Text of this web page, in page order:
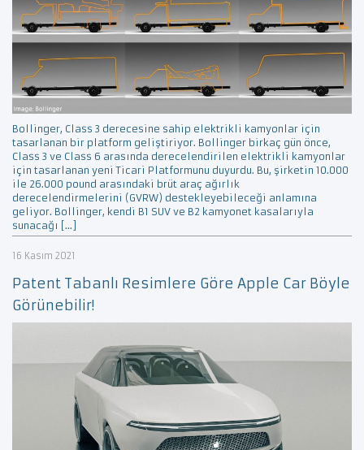
Bollinger, Class 3 derecesine sahip elektrikli kamyonlar için
tasarlanan bir platform geliştiriyor. Bollinger birkaç gün önce,
Class 3 ve Class 6 arasında derecelendirilen elektrikli kamyonlar
için tasarlanan yeni Ticari Platformunu duyurdu. Bu, şirketin 10.000
ile 26.000 pound arasındaki brüt araç ağırlık
derecelendirmelerini (GVRW) destekleyebileceği anlamına
geliyor. Bollinger, kendi B1 SUV ve B2 kamyonet kasalarıyla
sunacağı […]
16 Kasım 2021
Patent Tabanlı Resimlere Göre Apple Car Böyle
Görünebilir!